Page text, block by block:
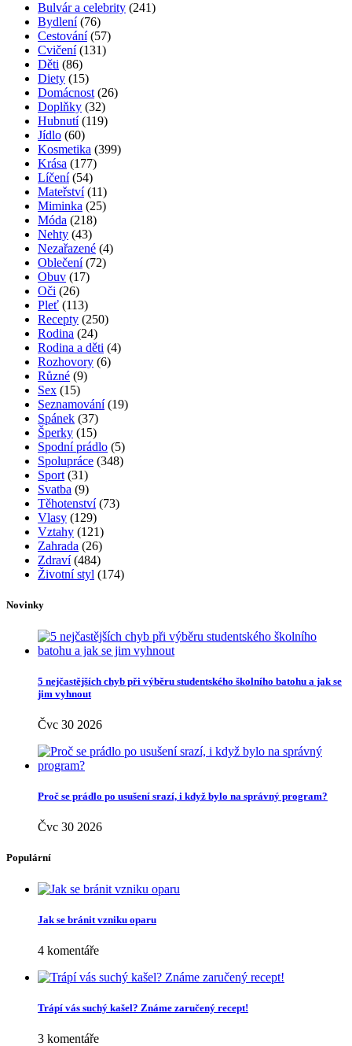
Bulvár a celebrity (241)
Bydlení(76)
Cestování(57)
Cvičení(131)
Děti (86)
Diety (15)
Domácnost (26)
Doplňky (32)
Hubnutí(119)
Jídlo (60)
Kosmetika (399)
Krása (177)
Líčení(54)
Mateřství(11)
Miminka (25)
Móda (218)
Nehty (43)
Nezařazené (4)
Oblečení(72)
Obuv (17)
Oči (26)
Pleť (113)
Recepty (250)
Rodina (24)
Rodina a děti (4)
Rozhovory (6)
Různé (9)
Sex (15)
Seznamování(19)
Spánek (37)
Šperky (15)
Spodní prádlo (5)
Spolupráce (348)
Sport (31)
Svatba (9)
Těhotenství(73)
Vlasy (129)
Vztahy (121)
Zahrada (26)
Zdraví(484)
Životní styl (174)
Novinky
5 nejčastějších chyb při výběru studentského školního batohu a jak se
jim vyhnout
Čvc 30 2026
Proč se prádlo po usušení srazí, i když bylo na správný program?
Čvc 30 2026
Populární
Jak se bránit vzniku oparu
4 komentáře
Trápí vás suchý kašel? Známe zaručený recept!
3 komentáře